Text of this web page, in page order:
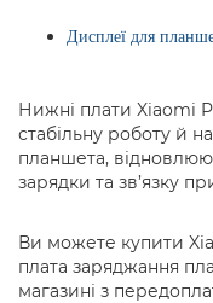
Дисплеї для
Нижні плати Xiaomi
стабільну роботу й
планшета,
зарядки та зв’язку
Ви можете купити
плата заряджання
магазині з